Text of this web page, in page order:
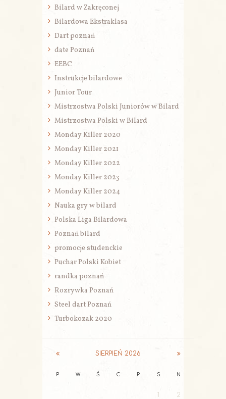
Bilard w Zakręconej
Bilardowa Ekstraklasa
Dart poznań
date Poznań
EEBC
Instrukcje bilardowe
Junior Tour
Mistrzostwa Polski Juniorów w Bilard
Mistrzostwa Polski w Bilard
Monday Killer 2020
Monday Killer 2021
Monday Killer 2022
Monday Killer 2023
Monday Killer 2024
Nauka gry w bilard
Polska Liga Bilardowa
Poznań bilard
promocje studenckie
Puchar Polski Kobiet
randka poznań
Rozrywka Poznań
Steel dart Poznań
Turbokozak 2020
SIERPIEŃ 2026
P W Ś C P S N
1 2